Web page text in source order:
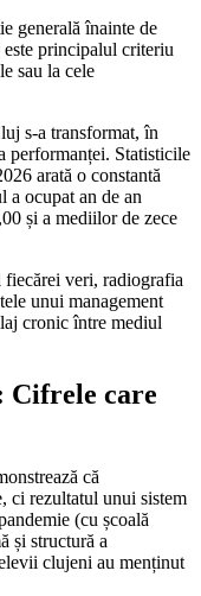
generală înainte de
principalul criteriu
sau la cele
s-a transformat, în
performanței. Statisticile
arată o constantă
a ocupat an de an
și a mediilor de zece
veri, radiografia
unui management
cronic între mediul
Cifrele care
că
ci rezultatul unui sistem
(cu școală
și structură a
clujeni au menținut